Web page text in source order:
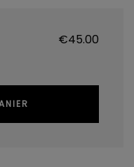
€45.00